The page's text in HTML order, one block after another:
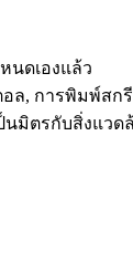
นดเองแล้ว
ล, การพิมพ์สก
ป็นมิตรกับสิ่งแ